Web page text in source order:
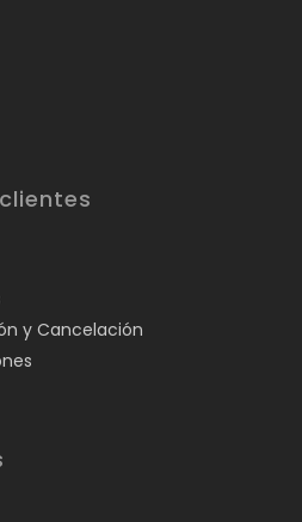
y Cancelación